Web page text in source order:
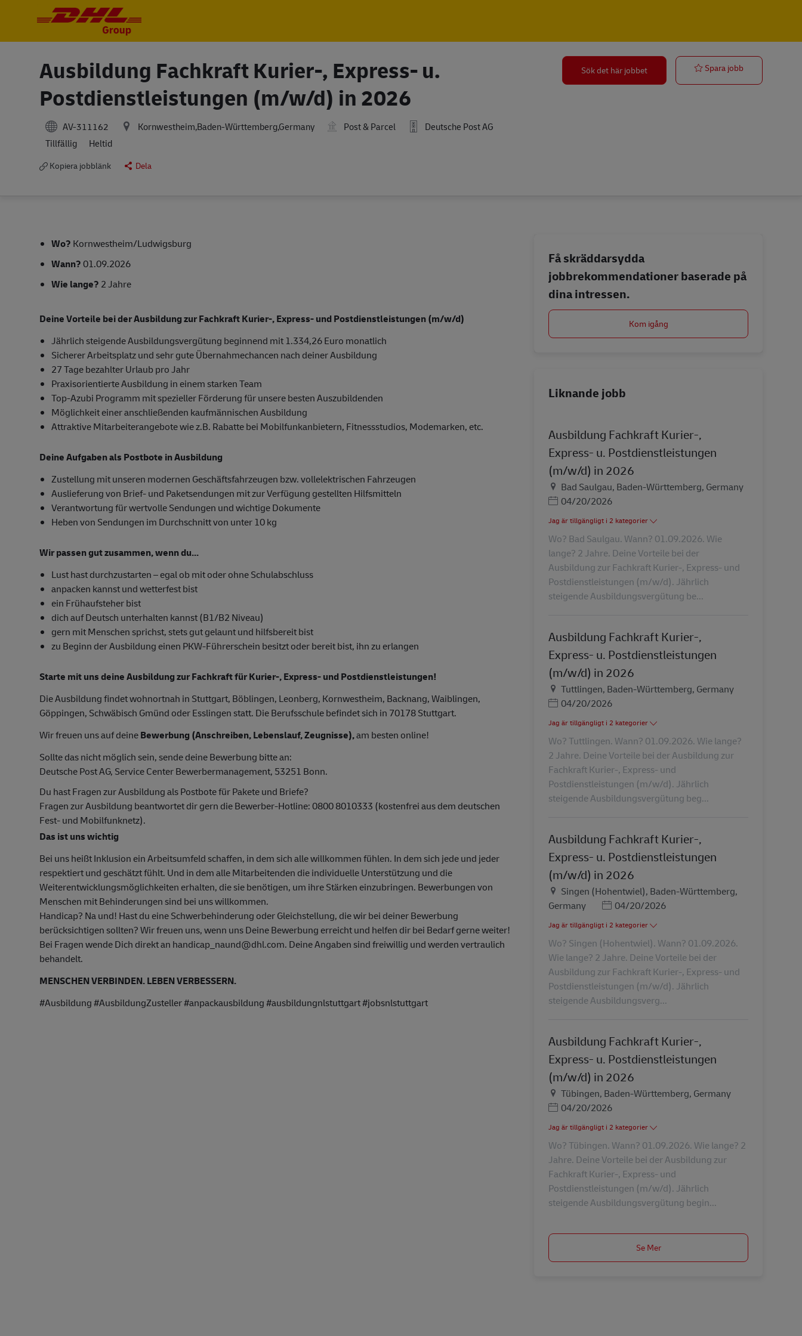
Ausbildung Fachkraft Kurier-, Express- u.
Postdienstleistungen (m/w/d) in 2026
AV-311162 Kornwestheim,Baden-Württemberg,Germany Post & Parcel
Deutsche Post AG
Tillfällig
Heltid
Kopiera jobblänk Dela
Sök det här jobbet Spara jobb
Wo? Kornwestheim/Ludwigsburg
Wann?01.09.2026
Wie lange? 2 Jahre
Deine Vorteile bei der Ausbildung zur Fachkraft Kurier-, Express- und Postdienstleistungen (m/w/d)
Jährlich steigende Ausbildungsvergütung beginnend mit 1.334,26 Euro monatlich
Sicherer Arbeitsplatz und sehr gute Übernahmechancen nach deiner Ausbildung
27 Tage bezahlter Urlaub pro Jahr
Praxisorientierte Ausbildung in einem starken Team
Top-Azubi Programm mit spezieller Förderung für unsere besten Auszubildenden
Möglichkeit einer anschließenden kaufmännischen Ausbildung
Attraktive Mitarbeiterangebote wie z.B. Rabatte bei Mobilfunkanbietern, Fitnessstudios, Modemarken, etc.
Deine Aufgaben als Postbote in Ausbildung
Zustellung mit unseren modernen Geschäftsfahrzeugen bzw. vollelektrischen Fahrzeugen
Auslieferung von Brief- und Paketsendungen mit zur Verfügung gestellten Hilfsmitteln
Verantwortung für wertvolle Sendungen und wichtige Dokumente
Heben von Sendungen im Durchschnitt von unter 10 kg
Wir passen gut zusammen, wenn du...
Lust hast durchzustarten – egal ob mit oder ohne Schulabschluss
anpacken kannst und wetterfest bist
ein Frühaufsteher bist
dich auf Deutsch unterhalten kannst (B1/B2 Niveau)
gern mit Menschen sprichst, stets gut gelaunt und hilfsbereit bist
zu Beginn der Ausbildung einen PKW-Führerschein besitzt oder bereit bist, ihn zu erlangen
Starte mit uns deine Ausbildung zur Fachkraft für Kurier-, Express- und Postdienstleistungen!
Die Ausbildung findet wohnortnah in Stuttgart, Böblingen, Leonberg, Kornwestheim, Backnang, Waiblingen,
Göppingen, Schwäbisch Gmünd oder Esslingen statt. Die Berufsschule befindet sich in 70178 Stuttgart.
Wir freuen uns auf deineBewerbung (Anschreiben, Lebenslauf, Zeugnisse),am besten online!
Sollte das nicht möglich sein, sende deine Bewerbung bitte an:
Deutsche Post AG, Service Center Bewerbermanagement, 53251 Bonn.
Du hast Fragen zur Ausbildung als Postbote für Pakete und Briefe?
Fragen zur Ausbildung beantwortet dir gern die Bewerber-Hotline: 0800 8010333 (kostenfrei aus dem deutschen
Fest- und Mobilfunknetz).
Das ist uns wichtig
Bei uns heißt Inklusion ein Arbeitsumfeld schaffen, in dem sich alle willkommen fühlen. In dem sich jede und jeder
respektiert und geschätzt fühlt. Und in dem alle Mitarbeitenden die individuelle Unterstützung und die
Weiterentwicklungsmöglichkeiten erhalten, die sie benötigen, um ihre Stärken einzubringen. Bewerbungen von
Menschen mit Behinderungen sind bei uns willkommen.
Handicap? Na und! Hast du eine Schwerbehinderung oder Gleichstellung, die wir bei deiner Bewerbung
berücksichtigen sollten? Wir freuen uns, wenn uns Deine Bewerbung erreicht und helfen dir bei Bedarf gerne weiter!
Bei Fragen wende Dich direkt an handicap_naund@dhl.com. Deine Angaben sind freiwillig und werden vertraulich
behandelt.
MENSCHEN VERBINDEN. LEBEN VERBESSERN.
#Ausbildung #AusbildungZusteller #anpackausbildung #ausbildungnlstuttgart #jobsnlstuttgart
Få skräddarsydda
jobbrekommendationer baserade på
dina intressen.
Kom igång
Liknande jobb
Ausbildung Fachkraft Kurier-,
Express- u. Postdienstleistungen
(m/w/d) in 2026
PlatsBad Saulgau, Baden-Württemberg, Germany
Posted Date
04/20/2026
Jag är tillgängligt i 2 kategorier
Wo? Bad Saulgau. Wann? 01.09.2026. Wie
lange? 2 Jahre. Deine Vorteile bei der
Ausbildung zur Fachkraft Kurier-, Express- und
Postdienstleistungen (m/w/d). Jährlich
steigende Ausbildungsvergütung be...
Ausbildung Fachkraft Kurier-,
Express- u. Postdienstleistungen
(m/w/d) in 2026
PlatsTuttlingen, Baden-Württemberg, Germany
Posted Date
04/20/2026
Jag är tillgängligt i 2 kategorier
Wo? Tuttlingen. Wann? 01.09.2026. Wie lange?
2 Jahre. Deine Vorteile bei der Ausbildung zur
Fachkraft Kurier-, Express- und
Postdienstleistungen (m/w/d). Jährlich
steigende Ausbildungsvergütung beg...
Ausbildung Fachkraft Kurier-,
Express- u. Postdienstleistungen
(m/w/d) in 2026
PlatsSingen (Hohentwiel), Baden-Württemberg,
Germany
Posted Date
04/20/2026
Jag är tillgängligt i 2 kategorier
Wo? Singen (Hohentwiel). Wann? 01.09.2026.
Wie lange? 2 Jahre. Deine Vorteile bei der
Ausbildung zur Fachkraft Kurier-, Express- und
Postdienstleistungen (m/w/d). Jährlich
steigende Ausbildungsverg...
Ausbildung Fachkraft Kurier-,
Express- u. Postdienstleistungen
(m/w/d) in 2026
PlatsTübingen, Baden-Württemberg, Germany
Posted Date
04/20/2026
Jag är tillgängligt i 2 kategorier
Wo? Tübingen. Wann? 01.09.2026. Wie lange? 2
Jahre. Deine Vorteile bei der Ausbildung zur
Fachkraft Kurier-, Express- und
Postdienstleistungen (m/w/d). Jährlich
steigende Ausbildungsvergütung begin...
Se Mer